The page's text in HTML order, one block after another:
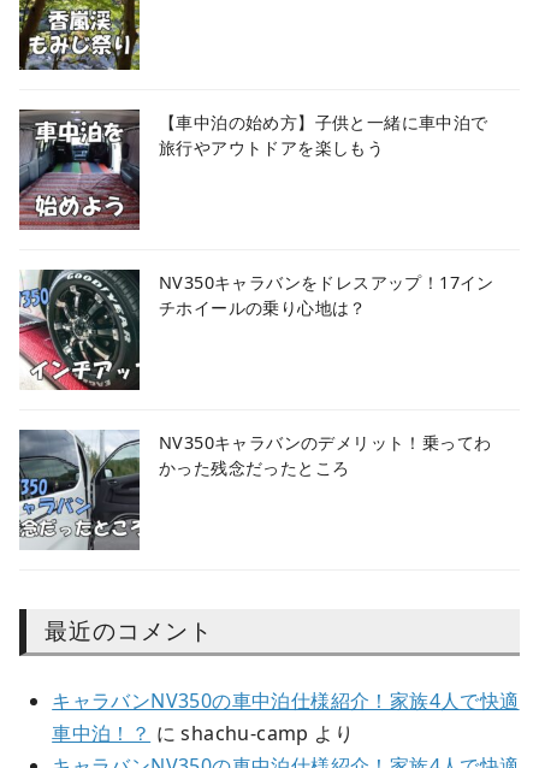
【車中泊の始め方】子供と一緒に車中泊で
旅行やアウトドアを楽しもう
NV350キャラバンをドレスアップ！17イン
チホイールの乗り心地は？
NV350キャラバンのデメリット！乗ってわ
かった残念だったところ
最近のコメント
キャラバンNV350の車中泊仕様紹介！家族4人で快適
車中泊！？ にshachu-camp より